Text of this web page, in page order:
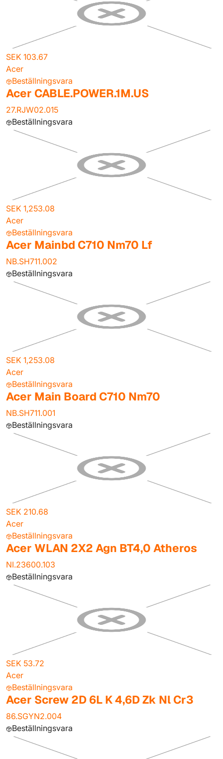
SEK 103.67
Acer
Beställningsvara
Acer CABLE.POWER.1M.US
27.RJW02.015
Beställningsvara
SEK 1,253.08
Acer
Beställningsvara
Acer Mainbd C710 Nm70 Lf
NB.SH711.002
Beställningsvara
SEK 1,253.08
Acer
Beställningsvara
Acer Main Board C710 Nm70
NB.SH711.001
Beställningsvara
SEK 210.68
Acer
Beställningsvara
Acer WLAN 2X2 Agn BT4,0 Atheros
NI.23600.103
Beställningsvara
SEK 53.72
Acer
Beställningsvara
Acer Screw 2D 6L K 4,6D Zk Nl Cr3
86.SGYN2.004
Beställningsvara